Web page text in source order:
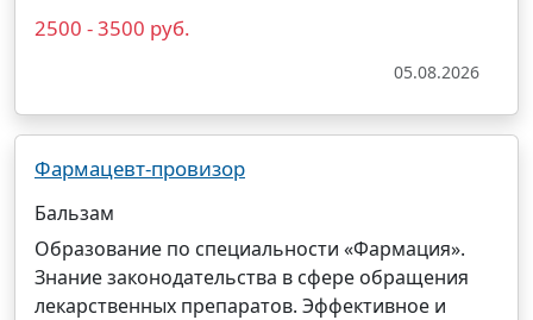
2500 - 3500 руб.
05.08.2026
Фармацевт-провизор
Бальзам
Образование по специальности «Фармация».
Знание законодательства в сфере обращения
лекарственных препаратов. Эффективное и